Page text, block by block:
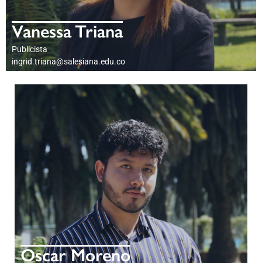
Vanessa Triana
Publicista
ingrid.triana@salesiana.edu.co
PERFIL PROFESIONAL
Oscar Moreno